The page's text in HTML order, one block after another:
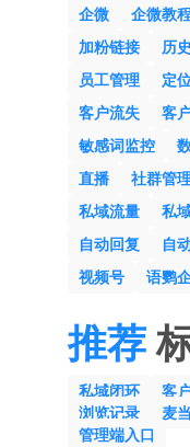
企微 企微教
加粉链接
历
员工管理
定
客户流失
客
敏感词监控
直播
社群管
私域流量
私
自动回复
自
视频号
语鹦
推荐
私域闭环 客
浏览记录
麦
管理端入口